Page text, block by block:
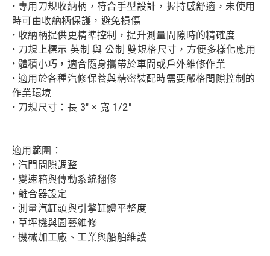
• 專用刀規收納柄，符合手型設計，握持感舒適，未使用
時可由收納柄保護，避免損傷
• 收納柄提供更精準控制，提升測量間隙時的精確度
• 刀規上標示 英制 與 公制 雙規格尺寸，方便多樣化應用
• 體積小巧，適合隨身攜帶於車間或戶外維修作業
• 適用於各種汽修保養與精密裝配時需要嚴格間隙控制的
作業環境
• 刀規尺寸：長 3" × 寬 1/2"
適用範圍：
• 汽門間隙調整
• 變速箱與傳動系統翻修
• 離合器設定
• 測量汽缸頭與引擎缸體平整度
• 草坪機與園藝維修
• 機械加工廠、工業與船舶維護